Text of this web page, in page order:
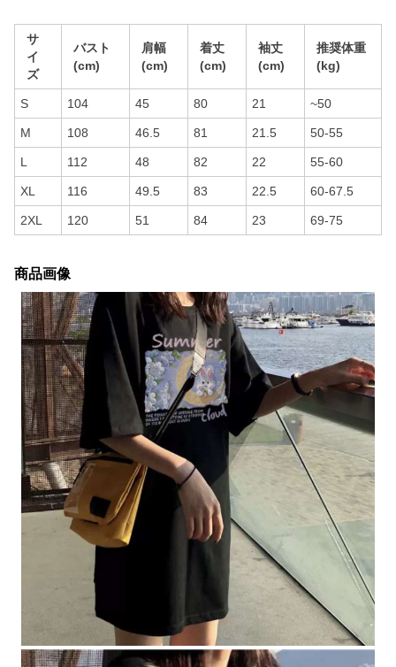
サ
イ
ズ
バスト
(cm)
肩幅
(cm)
着丈
(cm)
袖丈
(cm)
推奨体重
(kg)
S 104 45 80 21 ~50
M 108 46.5 81 21.5 50-55
L 112 48 82 22 55-60
XL 116 49.5 83 22.5 60-67.5
2XL 120 51 84 23 69-75
商品画像